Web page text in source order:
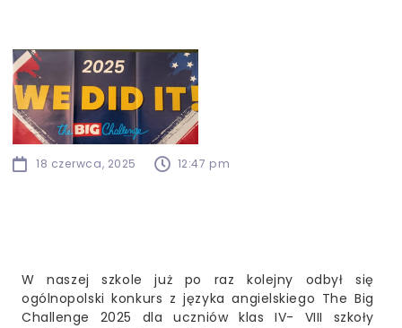
18 czerwca, 2025 12:47 pm
W naszej szkole już po raz kolejny odbył się
ogólnopolski konkurs z języka angielskiego The Big
Challenge 2025 dla uczniów klas IV- VIII szkoły